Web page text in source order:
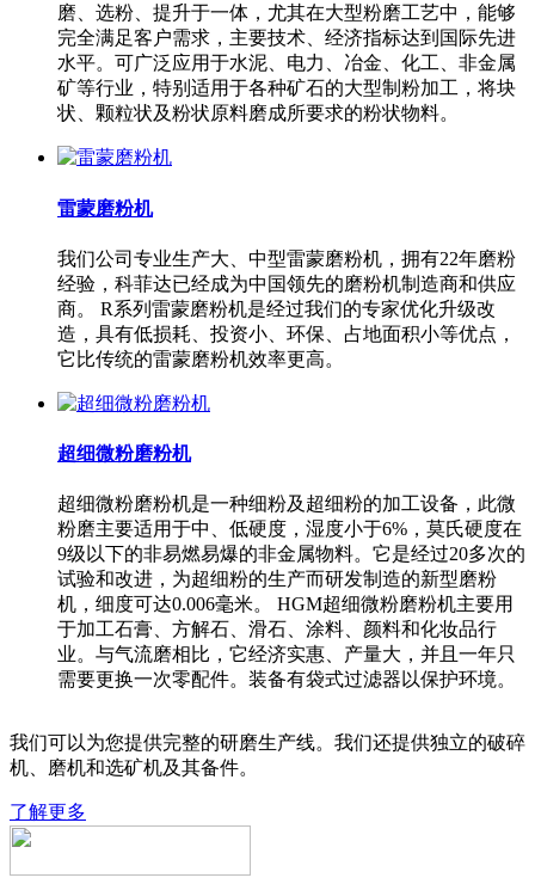
磨、选粉、提升于一体，尤其在大型粉磨工艺中，能够
完全满足客户需求，主要技术、经济指标达到国际先进
水平。可广泛应用于水泥、电力、冶金、化工、非金属
矿等行业，特别适用于各种矿石的大型制粉加工，将块
状、颗粒状及粉状原料磨成所要求的粉状物料。
雷蒙磨粉机
我们公司专业生产大、中型雷蒙磨粉机，拥有22年磨粉
经验，科菲达已经成为中国领先的磨粉机制造商和供应
商。 R系列雷蒙磨粉机是经过我们的专家优化升级改
造，具有低损耗、投资小、环保、占地面积小等优点，
它比传统的雷蒙磨粉机效率更高。
超细微粉磨粉机
超细微粉磨粉机是一种细粉及超细粉的加工设备，此微
粉磨主要适用于中、低硬度，湿度小于6%，莫氏硬度在
9级以下的非易燃易爆的非金属物料。它是经过20多次的
试验和改进，为超细粉的生产而研发制造的新型磨粉
机，细度可达0.006毫米。 HGM超细微粉磨粉机主要用
于加工石膏、方解石、滑石、涂料、颜料和化妆品行
业。与气流磨相比，它经济实惠、产量大，并且一年只
需要更换一次零配件。装备有袋式过滤器以保护环境。
我们可以为您提供完整的研磨生产线。我们还提供独立的破碎
机、磨机和选矿机及其备件。
了解更多